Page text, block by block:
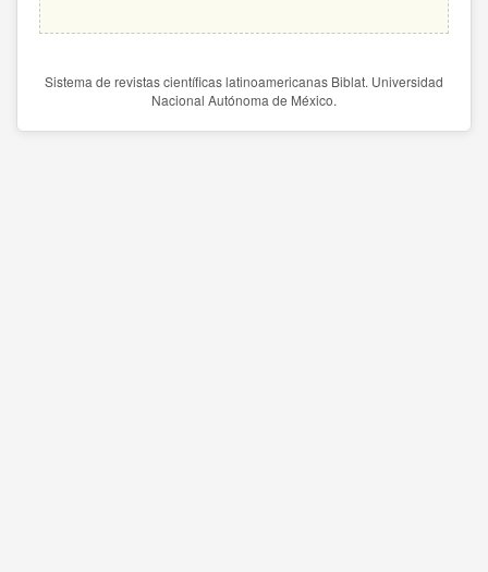
Sistema de revistas científicas latinoamericanas Biblat. Universidad
Nacional Autónoma de México.